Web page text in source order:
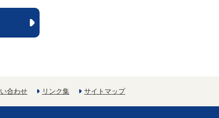
合わせ リンク集 サイトマップ